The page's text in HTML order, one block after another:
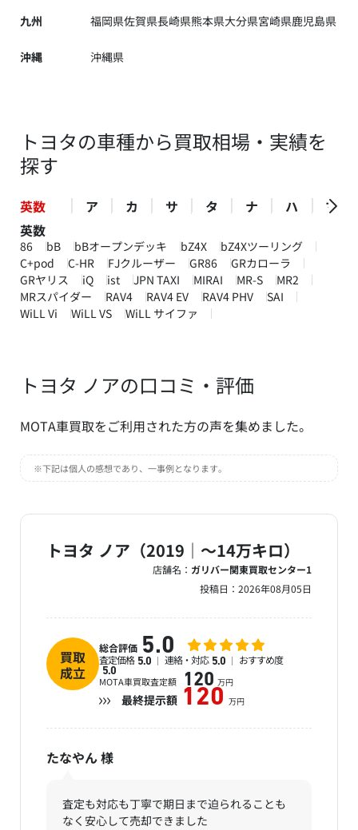
九州 福岡県佐賀県長崎県熊本県大分県宮崎県鹿児島県
沖縄 沖縄県
トヨタの車種から買取相場・実績を
探す
英数 ア カ サ タ ナ ハ
マ
英数
86 bB bBオープンデッキ bZ4X
bZ4Xツーリング
C+pod
C-HR FJクルーザー GR86
GRカローラ
GRヤリス
iQ ist JPN TAXI MIRAI MR-S
MR2
MRスパイダー
RAV4 RAV4 EV RAV4 PHV
SAI
WiLL Vi
WiLL VS WiLL サイファ
トヨタ ノアの口コミ・評価
MOTA車買取をご利用された方の声を集めました。
※下記は個人の感想であり、一事例となります。
トヨタ ノア（2019｜～14万キロ）
店舗名： ガリバー関東買取センター1
投稿日： 2026年08月05日
買取
成立
総合評価 5.0
査定価格 5.0 連絡・対応 5.0 おすすめ度
5.0
MOTA車買取査定額 120 万円
最終提示額 120 万円
たなやん様
査定も対応も丁寧で期日まで迫られることも
なく安心して売却できました